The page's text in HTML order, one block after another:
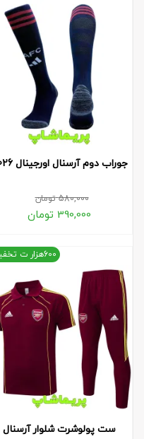
جوراب دوم آرسنال اورجینال 2026
580,000تومان
390,000 تومان
ست پولوشرت شلوار آرسنال
600هزار ت تخفیف